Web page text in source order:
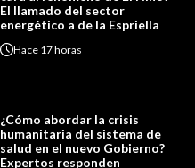
El llamado del sector
energético a de la Espriella
Hace 17 horas
¿Cómo abordar la crisis
humanitaria del sistema de
salud en el nuevo Gobierno?
Expertos responden